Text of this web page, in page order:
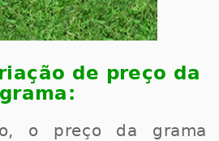
de preço da
grama:
o preço da grama